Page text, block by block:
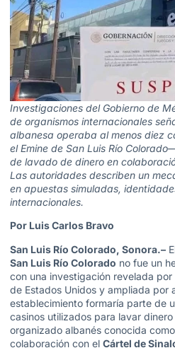
Investigaciones del Gobierno de
de organismos internacionales
albanesa operaba al menos diez
el Emine de San Luis Río
de lavado de dinero en
Las autoridades describen un
en apuestas simuladas,
internacionales.
Por Luis Carlos Bravo
San Luis Río Colorado, Sonora.–
San Luis Río Colorado no fue un
con una investigación revelada
de Estados Unidos y ampliada por
establecimiento formaría parte de
casinos utilizados para lavar dinero
organizado albanés conocida
colaboración con el Cártel de